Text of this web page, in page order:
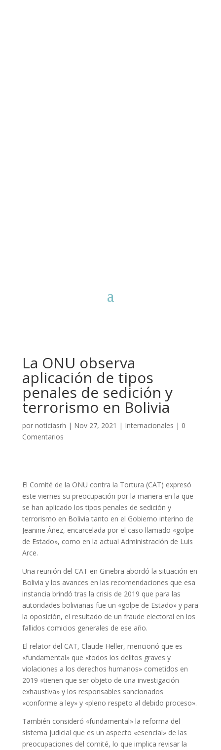
La ONU observa
aplicación de tipos
penales de sedición y
terrorismo en Bolivia
por noticiasrh | Nov 27, 2021 | Internacionales | 0
Comentarios
El Comité de la ONU contra la Tortura (CAT) expresó
este viernes su preocupación por la manera en la que
se han aplicado los tipos penales de sedición y
terrorismo en Bolivia tanto en el Gobierno interino de
Jeanine Áñez, encarcelada por el caso llamado «golpe
de Estado», como en la actual Administración de Luis
Arce.
Una reunión del CAT en Ginebra abordó la situación en
Bolivia y los avances en las recomendaciones que esa
instancia brindó tras la crisis de 2019 que para las
autoridades bolivianas fue un «golpe de Estado» y para
la oposición, el resultado de un fraude electoral en los
fallidos comicios generales de ese año.
El relator del CAT, Claude Heller, mencionó que es
«fundamental» que «todos los delitos graves y
violaciones a los derechos humanos» cometidos en
2019 «tienen que ser objeto de una investigación
exhaustiva» y los responsables sancionados
«conforme a ley» y «pleno respeto al debido proceso».
También consideró «fundamental» la reforma del
sistema judicial que es un aspecto «esencial» de las
preocupaciones del comité, lo que implica revisar la